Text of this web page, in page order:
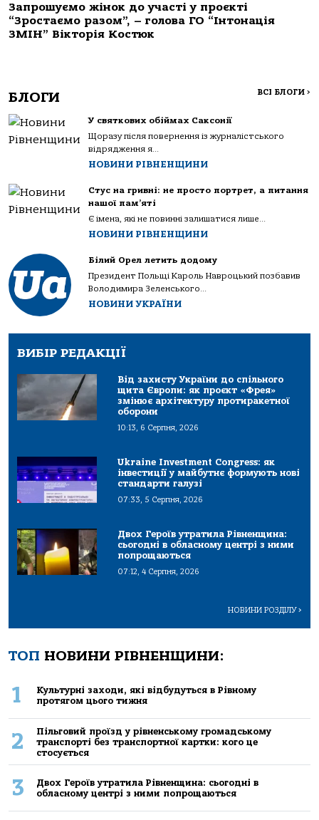
Запрошуємо жінок до участі у проєкті
“Зростаємо разом”, – голова ГО “Інтонація
ЗМІН” Вікторія Костюк
БЛОГИ ВСІ БЛОГИ >
У святкових обіймах Саксонії
Щоразу після повернення із журналістського
відрядження я...
НОВИНИ РІВНЕНЩИНИ
Стус на гривні: не просто портрет, а питання
нашої пам’яті
Є імена, які не повинні залишатися лише...
НОВИНИ РІВНЕНЩИНИ
Білий Орел летить додому
Президент Польщі Кароль Навроцький позбавив
Володимира Зеленського...
НОВИНИ УКРАЇНИ
ВИБІР РЕДАКЦІЇ
Від захисту України до спільного
щита Європи: як проєкт «Фрея»
змінює архітектуру протиракетної
оборони
10:13, 6 Серпня, 2026
Ukraine Investment Congress: як
інвестиції у майбутнє формують нові
стандарти галузі
07:33, 5 Серпня, 2026
Двох Героїв утратила Рівненщина:
сьогодні в обласному центрі з ними
попрощаються
07:12, 4 Серпня, 2026
НОВИНИ РОЗДІЛУ>
ТОП НОВИНИ РІВНЕНЩИНИ:
1
Культурні заходи, які відбудуться в Рівному
протягом цього тижня
2
Пільговий проїзд у рівненському громадському
транспорті без транспортної картки: кого це
стосується
3
Двох Героїв утратила Рівненщина: сьогодні в
обласному центрі з ними попрощаються